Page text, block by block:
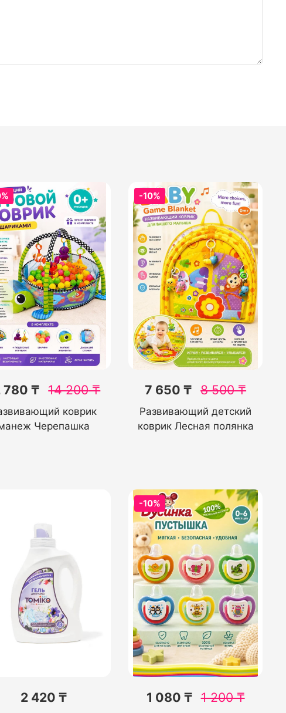
780 ₸ 14 200₸
коврик
Черепашка
-10%
7 650 ₸ 8 500₸
Развивающий детский
коврик Лесная полянка
2 420 ₸
-10%
1 080 ₸ 1 200₸